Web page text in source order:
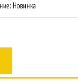
Новинка